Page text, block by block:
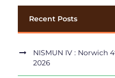
Recent Posts
NISMUN IV : Norwich
2026